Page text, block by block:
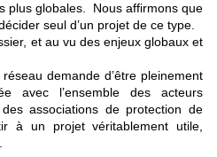
plus globales. Nous affirmons que
seul d’un projet de ce type.
et au vu des enjeux globaux et
demande d’être pleinement
avec l’ensemble des acteurs
associations de protection de
à un projet véritablement utile,